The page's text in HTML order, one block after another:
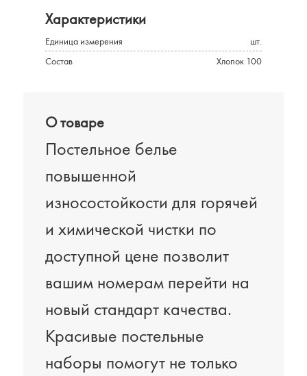
Подарочные сертификаты
О товаре
Постельное белье
повышенной
износостойкости для горячей
и химической чистки по
доступной цене позволит
вашим номерам перейти на
новый стандарт качества.
Красивые постельные
наборы помогут не только
Характеристики
Единица измерения
шт.
Состав
Хлопок 100